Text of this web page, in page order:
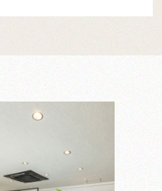
ベーション
要